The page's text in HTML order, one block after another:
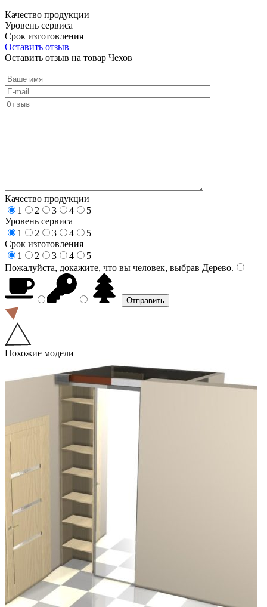
Качество продукции
Уровень сервиса
Срок изготовления
Оставить отзыв
Оставить отзыв на товар Чехов
Качество продукции
1
2 3 4
5
Уровень сервиса
1
2 3 4
5
Срок изготовления
1
2 3 4
5
Пожалуйста, докажите, что вы человек, выбрав Дерево.
Похожие модели